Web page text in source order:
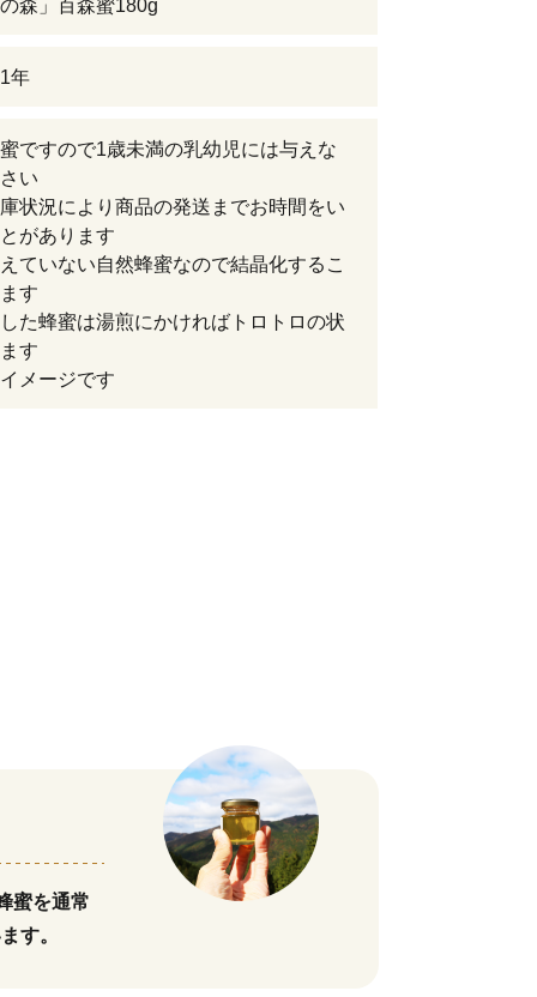
森」百森蜜180g
年
ですので1歳未満の乳幼児には与えな
い
状況により商品の発送までお時間をい
があります
ていない自然蜂蜜なので結晶化するこ
す
た蜂蜜は湯煎にかければトロトロの状
す
メージです
蜜を通常
す。